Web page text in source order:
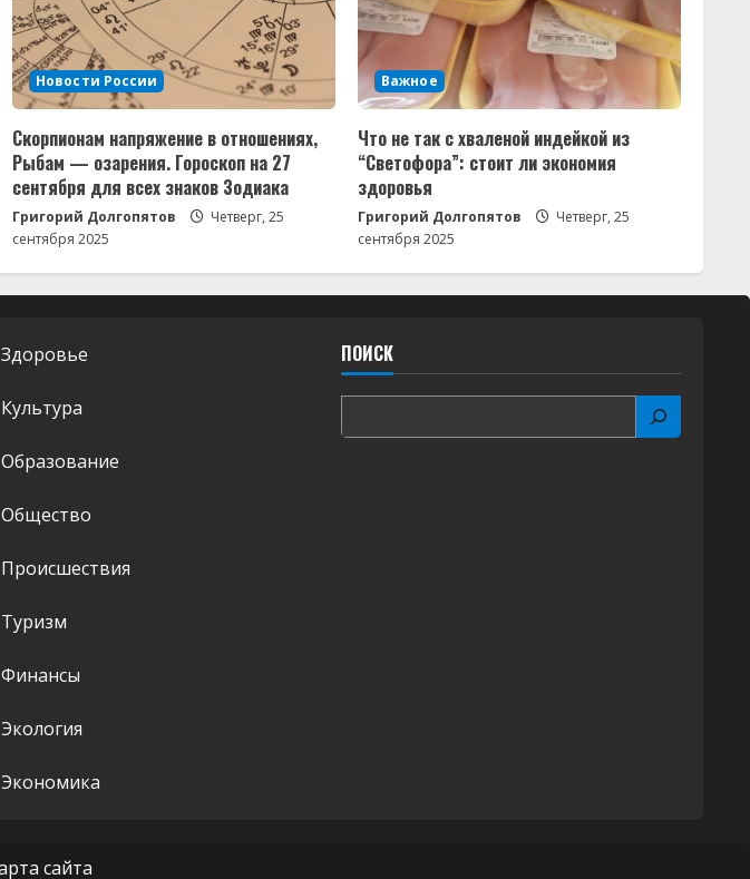
Новости России
Скорпионам напряжение в отношениях,
Рыбам — озарения. Гороскоп на 27
сентября для всех знаков Зодиака
Григорий Долгопятов
Четверг, 25
сентября 2025
Важное
Что не так с хваленой индейкой из
“Светофора”: стоит ли экономия
здоровья
Григорий Долгопятов
Четверг, 25
сентября 2025
Здоровье
Культура
Образование
Общество
Происшествия
Туризм
Финансы
Экология
Экономика
ПОИСК
сайта